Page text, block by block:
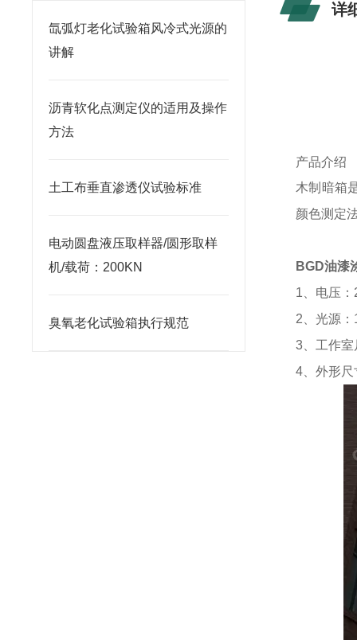
氙弧灯老化试验箱风冷式光源的
讲解
沥青软化点测定仪的适用及操作
方法
土工布垂直渗透仪试验标准
电动圆盘液压取样器/圆形取样
机/载荷：200KN
臭氧老化试验箱执行规范
详
产品介绍
木制暗箱
颜色测定
BGD油漆
1 、电压：
2 、光源：
3 、工作
4 、外形